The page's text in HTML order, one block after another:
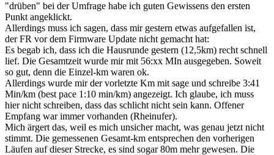
"drüben" bei der Umfrage habe ich guten Gewissens den ersten
Punkt angeklickt.
Allerdings muss ich sagen, dass mir gestern etwas aufgefallen ist,
der FR vor dem Firmware Update nicht gemacht hat:
Es begab ich, dass ich die Hausrunde gestern (12,5km) recht schnell
lief. Die Gesamtzeit wurde mir mit 56:xx MIn ausgegeben. Soweit
so gut, denn die Einzel-km waren ok.
Allerdings wurde mir der vorletzte Km mit sage und schreibe 3:41
Min/km (best pace 1:10 min/km) angezeigt. Ich glaube, ich muss
hier nicht schreiben, dass das schlicht nicht sein kann. Offener
Empfang war immer vorhanden (Rheinufer).
Mich ärgert das, weil es mich unsicher macht, was genau jetzt nicht
stimmt. Die gemessenen Gesamt-km entsprechen den vorherigen
Läufen auf dieser Strecke, es sind sogar 80m mehr gewesen. Die